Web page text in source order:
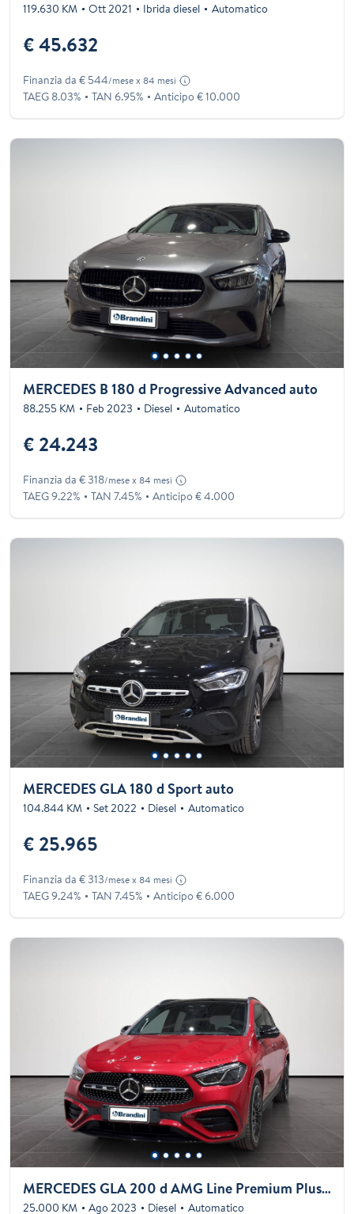
119.630 KM Ott 2021 Ibrida diesel Automatico
€ 45.632
Finanzia da € 544/mese x 84 mesi
TAEG 8.03% TAN 6.95% Anticipo € 10.000
MERCEDES B 180 d Progressive Advanced auto
88.255 KM Feb 2023 Diesel Automatico
€ 24.243
Finanzia da € 318/mese x 84 mesi
TAEG 9.22% TAN 7.45% Anticipo € 4.000
MERCEDES GLA 180 d Sport auto
104.844 KM Set 2022 Diesel Automatico
€ 25.965
Finanzia da € 313/mese x 84 mesi
TAEG 9.24% TAN 7.45% Anticipo € 6.000
MERCEDES GLA 200 d AMG Line Premium Plus auto
25.000 KM Ago 2023 Diesel Automatico